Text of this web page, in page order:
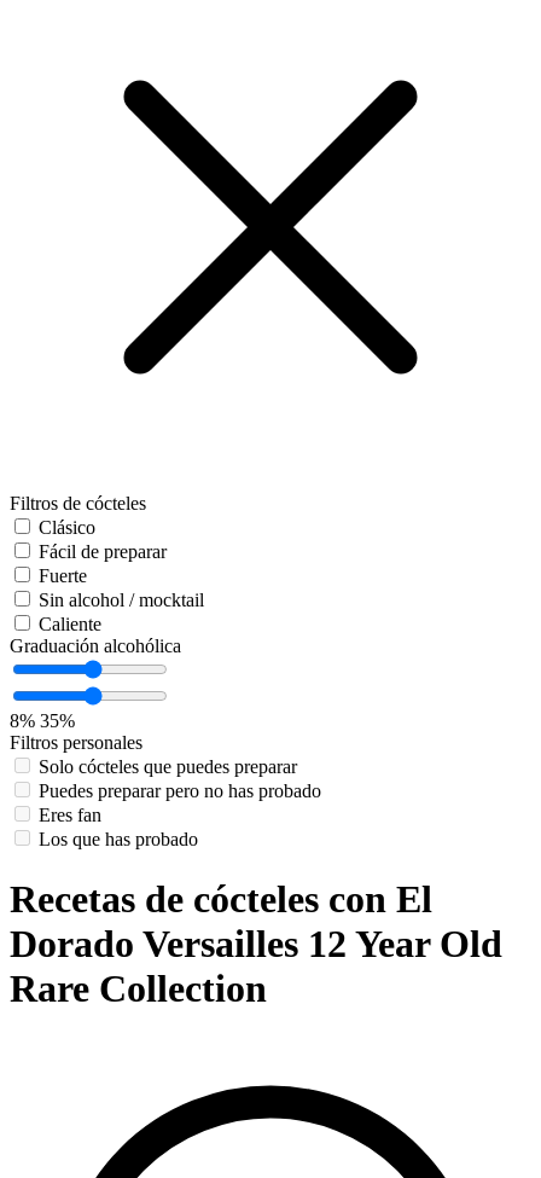
Filtros de cócteles
Clásico
Fácil de preparar
Fuerte
Sin alcohol / mocktail
Caliente
Graduación alcohólica
8% 35%
Filtros personales
Solo cócteles que puedes preparar
Puedes preparar pero no has probado
Eres fan
Los que has probado
Recetas de cócteles con El
Dorado Versailles 12 Year Old
Rare Collection